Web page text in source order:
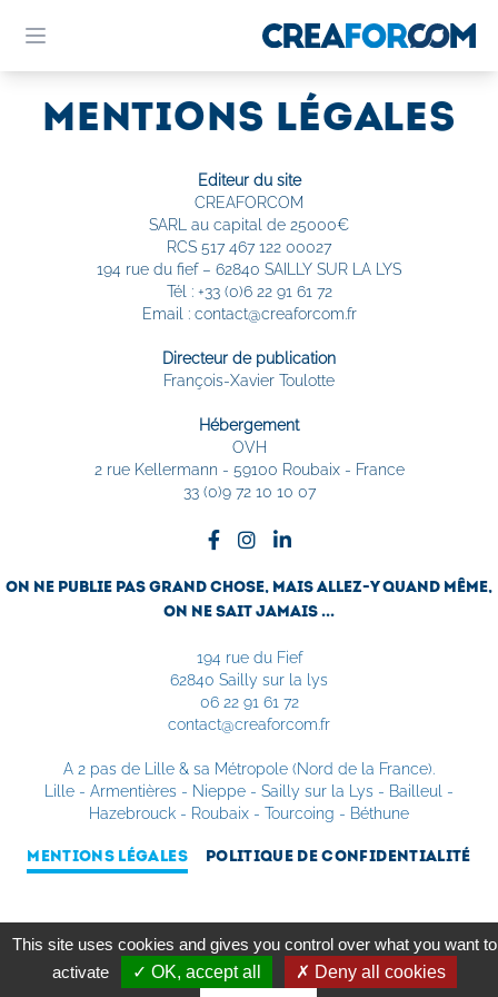
MENTIONS LÉGALES
Editeur du site
CREAFORCOM
SARL au capital de 25000€
RCS 517 467 122 00027
194 rue du fief – 62840 SAILLY SUR LA LYS
Tél : +33 (0)6 22 91 61 72
Email : contact@creaforcom.fr
Directeur de publication
François-Xavier Toulotte
Hébergement
OVH
2 rue Kellermann - 59100 Roubaix - France
33 (0)9 72 10 10 07
on ne publie pas grand chose, mais allez-y quand même,
on ne sait jamais ...
194 rue du Fief
62840 Sailly sur la lys
06 22 91 61 72
contact@creaforcom.fr
A 2 pas de Lille & sa Métropole (Nord de la France).
Lille - Armentières - Nieppe - Sailly sur la Lys - Bailleul -
Hazebrouck - Roubaix - Tourcoing - Béthune
MENTIONS LÉGALES POLITIQUE DE CONFIDENTIALITÉ
This site uses cookies and gives you control over what you want to
activate
OK, accept all
Deny all cookies